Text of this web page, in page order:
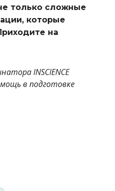
только сложные
которые
на
INSCIENCE
в подготовке